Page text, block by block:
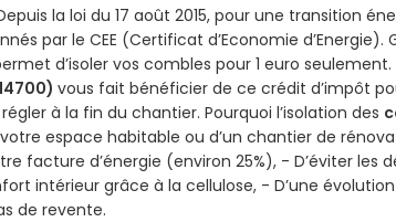
la loi du 17 août 2015, pour une transition
par le CEE (Certificat d’Economie
d’isoler vos combles pour 1 euro
vous fait bénéficier de ce crédit d’impôt
à la fin du chantier. Pourquoi l’isolation des
votre espace habitable ou d’un chantier de
facture d’énergie (environ 25%), - D’éviter les
intérieur grâce à la cellulose, - D’une
de revente.